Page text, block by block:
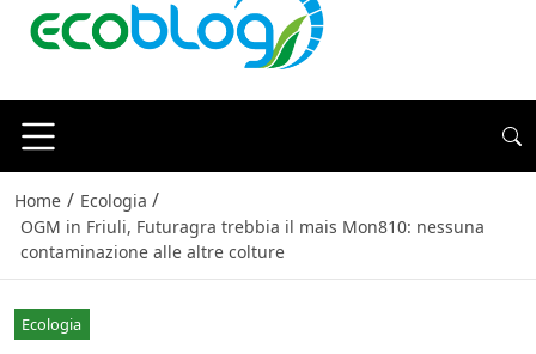
Home / Ecologia /
OGM in Friuli, Futuragra trebbia il mais Mon810: nessuna
contaminazione alle altre colture
Ecologia